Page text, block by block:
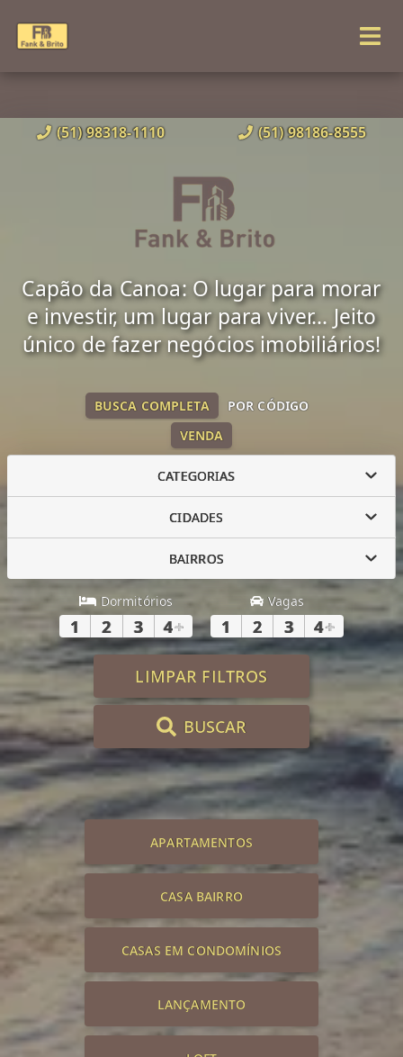
(51) 98318-1110 (51) 98186-8555
Capão da Canoa: O lugar para morar
e investir, um lugar para viver... Jeito
único de fazer negócios imobiliários!
VENDA
BUSCA COMPLETA POR CÓDIGO
CATEGORIAS
CIDADES
BAIRROS
Dormitórios
1 2 3 4+
Vagas
1 2 3 4+
LIMPAR FILTROS
BUSCAR
APARTAMENTOS
CASA BAIRRO
CASAS EM CONDOMÍNIOS
LANÇAMENTO